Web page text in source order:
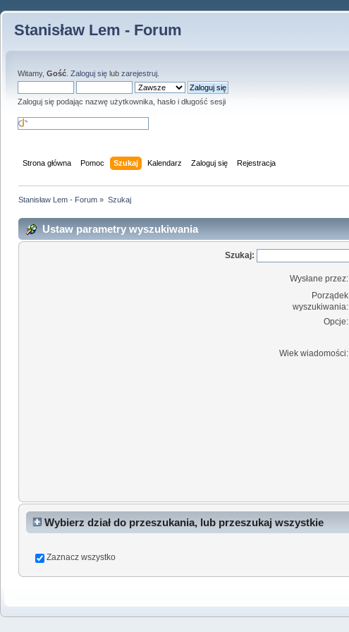
Stanisław Lem - Forum
Witamy, Gość Zaloguj się lub zarejestruj
Zaloguj się podając nazwę użytkownika, hasło i długość sesji
Strona główna Pomoc Szukaj Kalendarz Zaloguj się Rejestracja
Stanisław Lem - Forum » Szukaj
Ustaw parametry wyszukiwania
Szukaj:
Wysłane przez:
Porządek
wyszukiwania:
Opcje:
Wiek wiadomości:
Wybierz dział do przeszukania, lub przeszukaj wszystkie
Zaznacz wszystko